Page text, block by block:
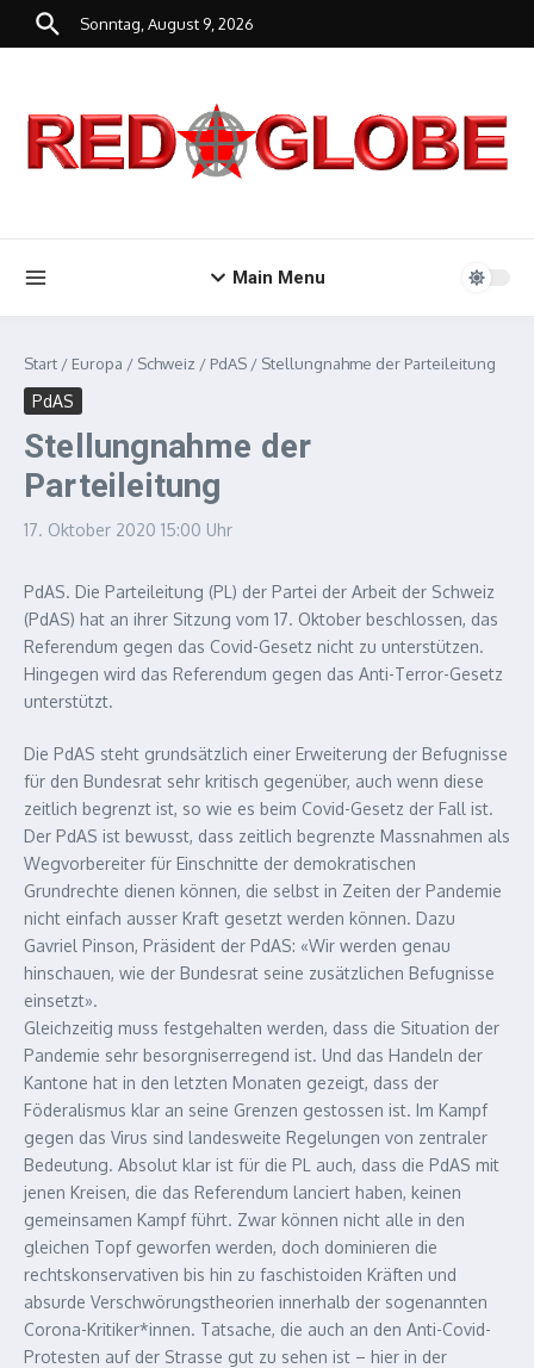
Zum Inhalt springen
Sonntag, August 9, 2026
Main Menu
Start / Europa / Schweiz / PdAS / Stellungnahme der Parteileitung
PdAS
Stellungnahme der
Parteileitung
17. Oktober 2020 15:00 Uhr
PdAS. Die Parteileitung (PL) der Partei der Arbeit der Schweiz
(PdAS) hat an ihrer Sitzung vom 17. Oktober beschlossen, das
Referendum gegen das Covid-Gesetz nicht zu unterstützen.
Hingegen wird das Referendum gegen das Anti-Terror-Gesetz
unterstützt.
Die PdAS steht grundsätzlich einer Erweiterung der Befugnisse
für den Bundesrat sehr kritisch gegenüber, auch wenn diese
zeitlich begrenzt ist, so wie es beim Covid-Gesetz der Fall ist.
Der PdAS ist bewusst, dass zeitlich begrenzte Massnahmen als
Wegvorbereiter für Einschnitte der demokratischen
Grundrechte dienen können, die selbst in Zeiten der Pandemie
nicht einfach ausser Kraft gesetzt werden können. Dazu
Gavriel Pinson, Präsident der PdAS: «Wir werden genau
hinschauen, wie der Bundesrat seine zusätzlichen Befugnisse
einsetzt».
Gleichzeitig muss festgehalten werden, dass die Situation der
Pandemie sehr besorgniserregend ist. Und das Handeln der
Kantone hat in den letzten Monaten gezeigt, dass der
Föderalismus klar an seine Grenzen gestossen ist. Im Kampf
gegen das Virus sind landesweite Regelungen von zentraler
Bedeutung. Absolut klar ist für die PL auch, dass die PdAS mit
jenen Kreisen, die das Referendum lanciert haben, keinen
gemeinsamen Kampf führt. Zwar können nicht alle in den
gleichen Topf geworfen werden, doch dominieren die
rechtskonservativen bis hin zu faschistoiden Kräften und
absurde Verschwörungstheorien innerhalb der sogenannten
Corona-Kritiker*innen. Tatsache, die auch an den Anti-Covid-
Protesten auf der Strasse gut zu sehen ist – hier in der